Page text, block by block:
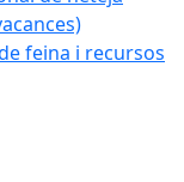
feina i recursos